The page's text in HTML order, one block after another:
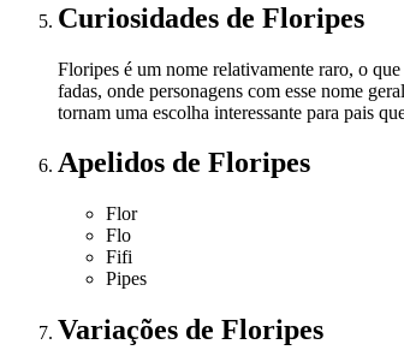
Curiosidades de Floripes
Floripes é um nome relativamente raro, o
fadas, onde personagens com esse nome
tornam uma escolha interessante para pais
Apelidos de Floripes
Flor
Flo
Fifi
Pipes
Variações de Floripes